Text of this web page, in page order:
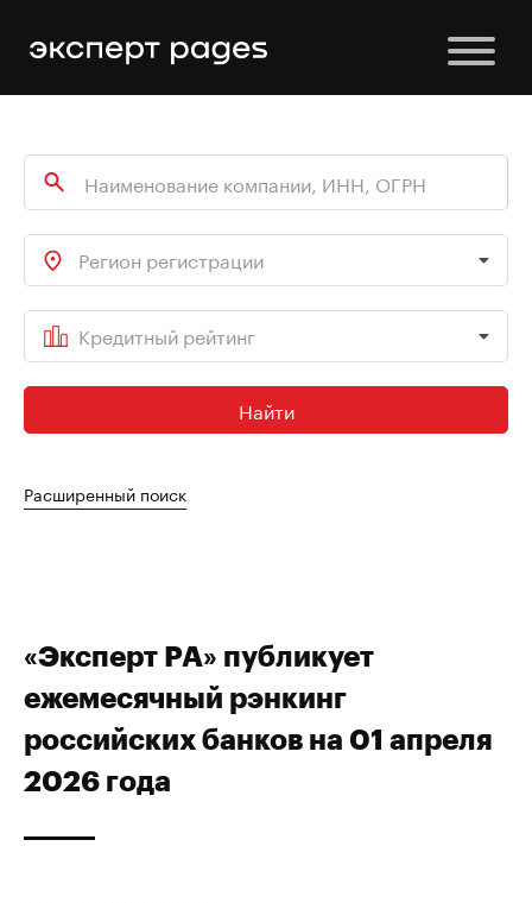
Регион регистрации
Кредитный рейтинг
Найти
Расширенный поиск
«Эксперт РА» публикует
ежемесячный рэнкинг
российских банков на 01 апреля
2026 года